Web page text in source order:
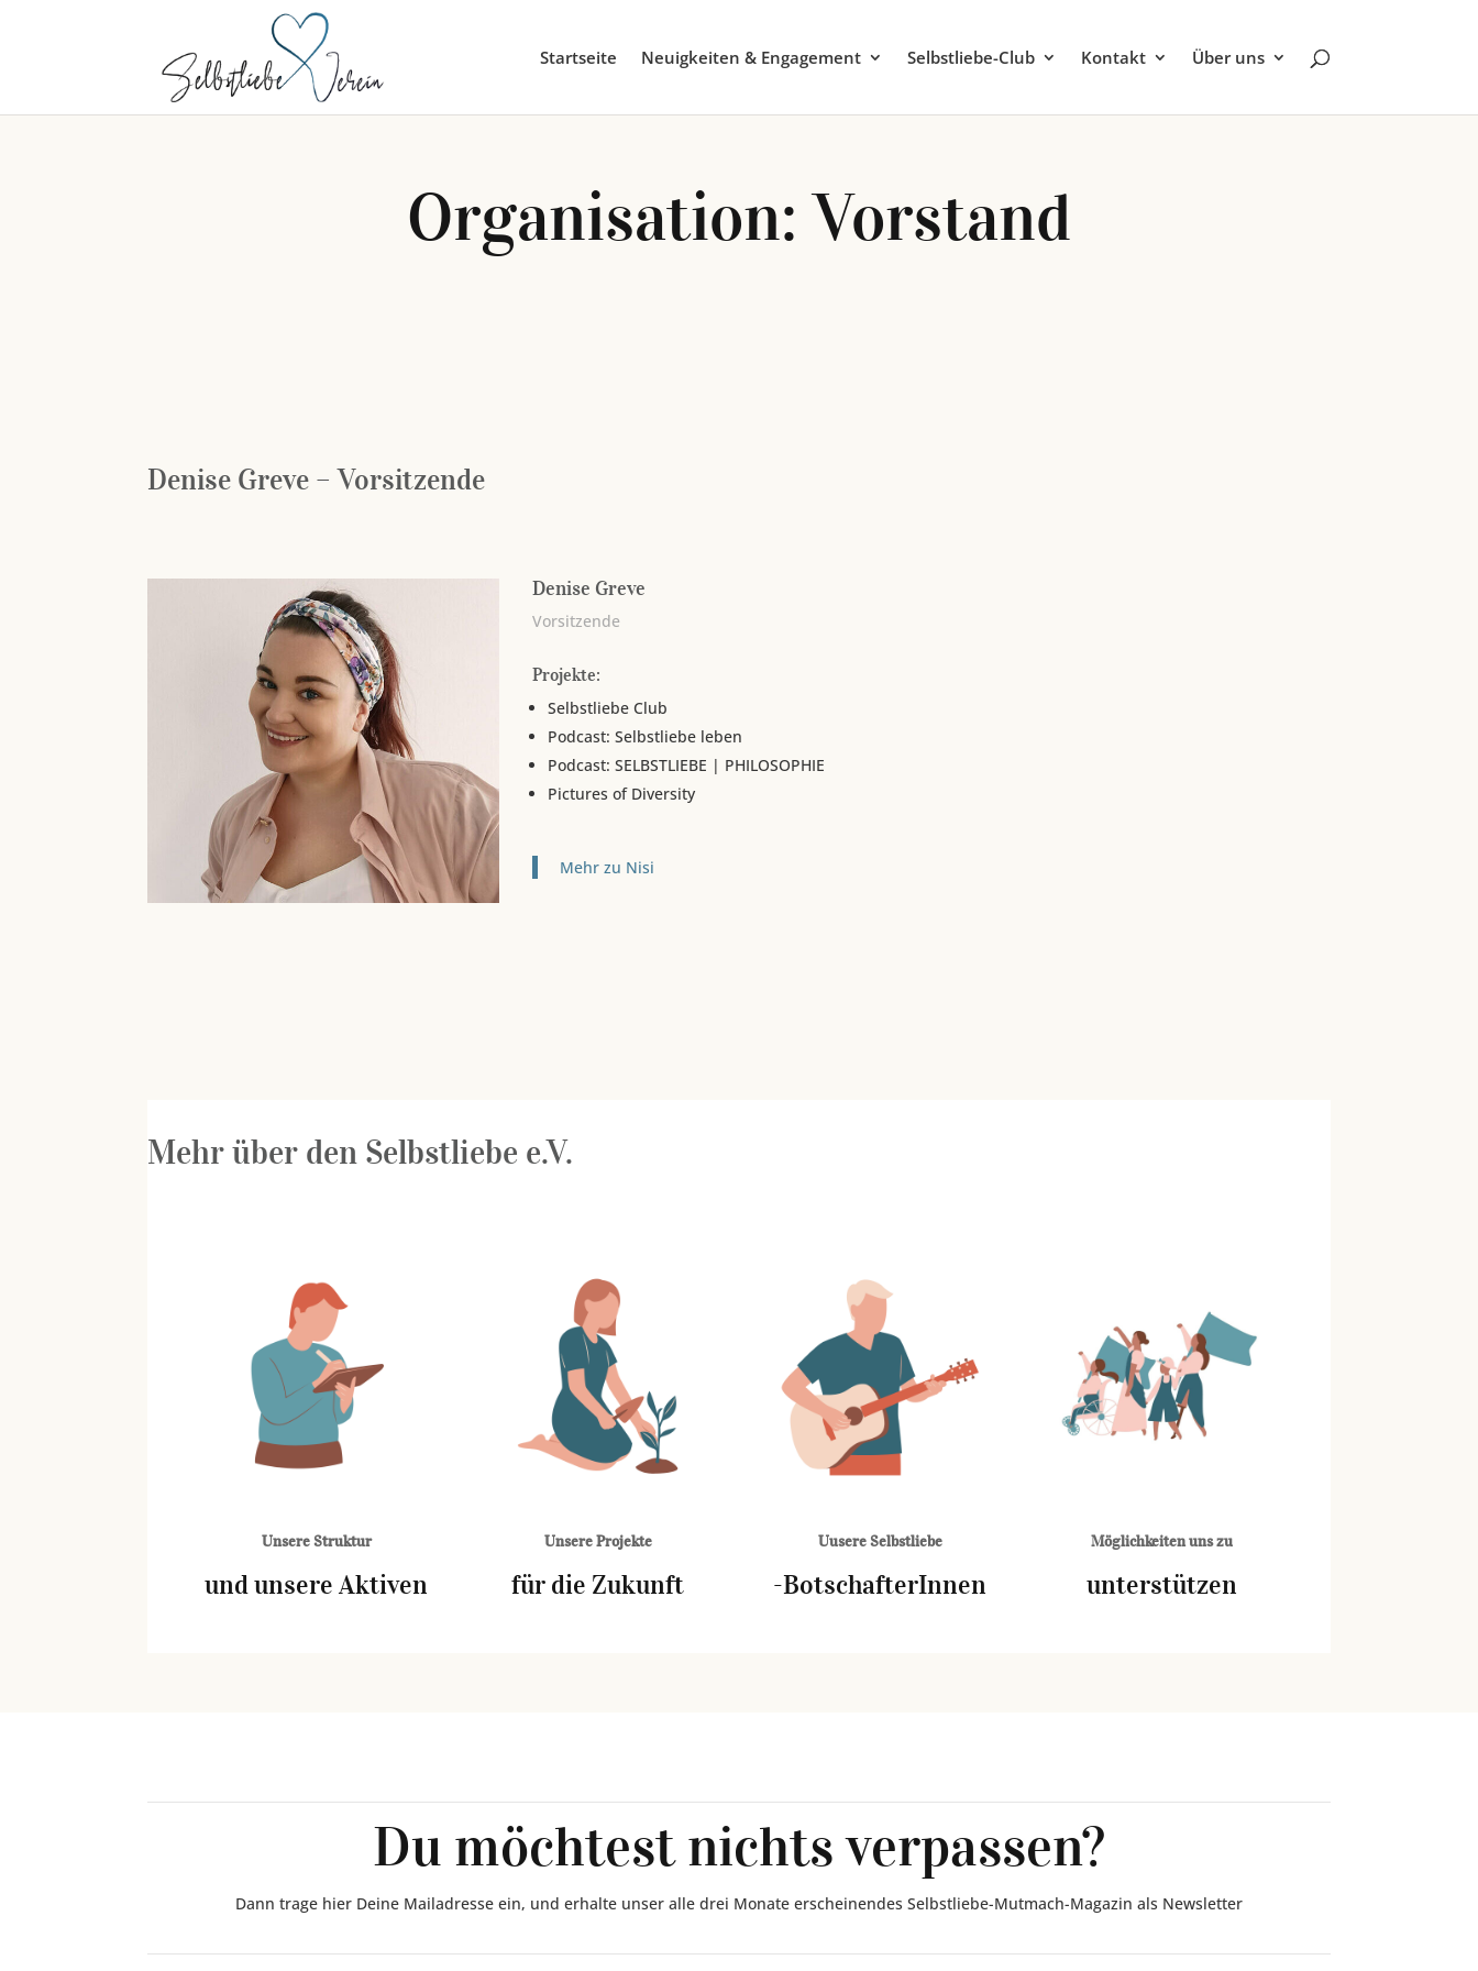
Startseite Neuigkeiten & Engagement Selbstliebe-Club Kontakt Über uns
Organisation: Vorstand
Denise Greve – Vorsitzende
Denise Greve
Vorsitzende
Projekte:
Selbstliebe Club
Podcast: Selbstliebe leben
Podcast: SELBSTLIEBE | PHILOSOPHIE
Pictures of Diversity
Mehr zu Nisi
Mehr über den Selbstliebe e.V.
Unsere Struktur
und unsere Aktiven
Unsere Projekte
für die Zukunft
Uusere Selbstliebe
-BotschafterInnen
Möglichkeiten uns zu
unterstützen
Du möchtest nichts verpassen?
Dann trage hier Deine Mailadresse ein, und erhalte unser alle drei Monate erscheinendes Selbstliebe-Mutmach-Magazin als Newsletter